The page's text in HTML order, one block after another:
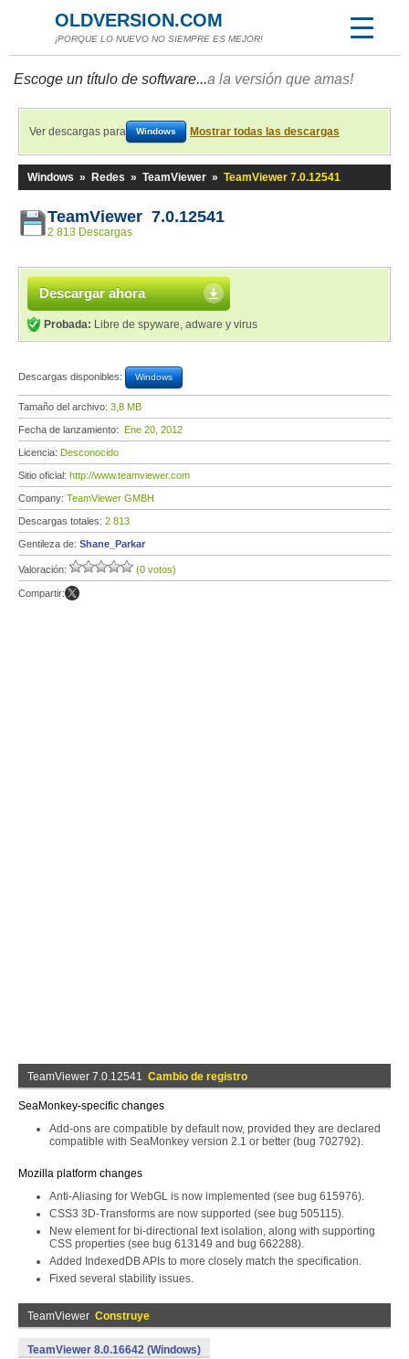
OLDVERSION.COM
¡PORQUE LO NUEVO NO SIEMPRE ES MEJOR!
Escoge un título de software...a la versión que amas!
Ver descargas para Windows Mostrar todas las descargas
Windows » Redes » TeamViewer » TeamViewer 7.0.12541
TeamViewer 7.0.12541
2 813 Descargas
Descargar ahora
Probada: Libre de spyware, adware y virus
Descargas disponibles: Windows
Tamaño del archivo: 3,8 MB
Fecha de lanzamiento: Ene 20, 2012
Licencia: Desconocido
Sitio oficial: http://www.teamviewer.com
Company: TeamViewer GMBH
Descargas totales: 2 813
Gentileza de: Shane_Parkar
Valoración: (0 votos)
Compartir:
TeamViewer 7.0.12541 Cambio de registro
SeaMonkey-specific changes
Add-ons are compatible by default now, provided they are declared
compatible with SeaMonkey version 2.1 or better (bug 702792).
Mozilla platform changes
Anti-Aliasing for WebGL is now implemented (see bug 615976).
CSS3 3D-Transforms are now supported (see bug 505115).
New element for bi-directional text isolation, along with supporting
CSS properties (see bug 613149 and bug 662288).
Added IndexedDB APIs to more closely match the specification.
Fixed several stability issues.
TeamViewer Construye
TeamViewer 8.0.16642 (Windows)